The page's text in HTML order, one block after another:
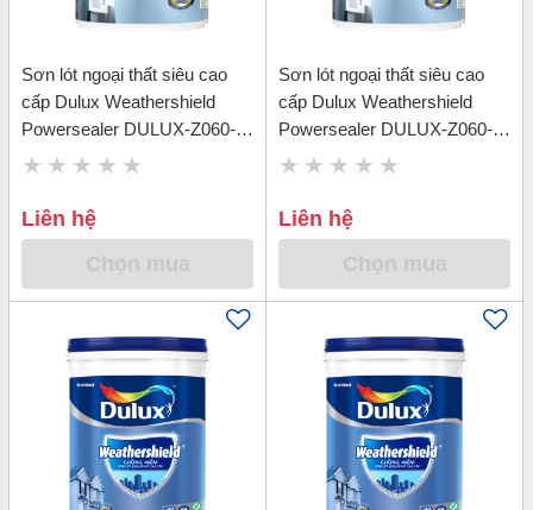
Sơn lót ngoại thất siêu cao
cấp Dulux Weathershield
Powersealer DULUX-Z060-
5L
Liên hệ
Sơn lót ngoại thất siêu cao
cấp Dulux Weathershield
Powersealer DULUX-Z060-
18L
Liên hệ